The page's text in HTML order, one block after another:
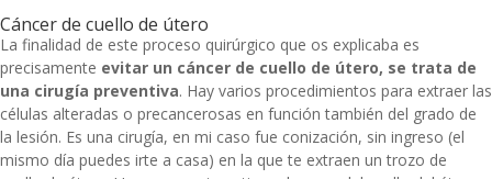
Cáncer de cuello de útero
La finalidad de este proceso quirúrgico que os explicaba es
precisamente evitar un cáncer de cuello de útero, se trata de
una cirugía preventiva. Hay varios procedimientos para extraer las
células alteradas o precancerosas en función también del grado de
la lesión. Es una cirugía, en mi caso fue conización, sin ingreso (el
mismo día puedes irte a casa) en la que te extraen un trozo de